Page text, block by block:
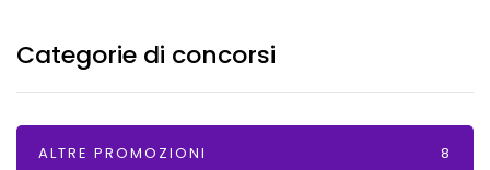
Categorie di concorsi
ALTRE PROMOZIONI 8